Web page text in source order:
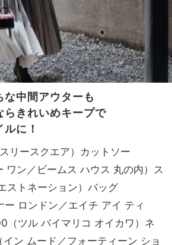
な中間アウターも
らきれいめキープで
に！
リースクエア）カットソー
ワン／ビームス ハウス 丸の内）ス
ストネーション）バッグ
ロンドン／エイチ アイ ティ
（ツル バイマリコ オイカワ）ネ
ン ムード／フォーティーン ショ